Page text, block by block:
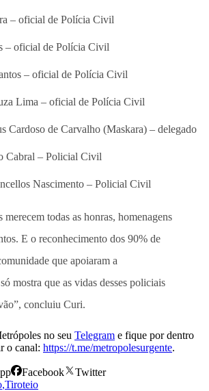
– oficial de Polícia Civil
– oficial de Polícia Civil
– oficial de Polícia Civil
Lima – oficial de Polícia Civil
Cardoso de Carvalho (Maskara) – delegado
Cabral – Policial Civil
Nascimento – Policial Civil
merecem todas as honras, homenagens
E o reconhecimento dos 90% de
que apoiaram a
mostra que as vidas desses policiais
concluiu Curi.
no seu Telegram e fique por dentro
o canal: https://t.me/metropolesurgente.
Facebook
Twitter
,Tiroteio